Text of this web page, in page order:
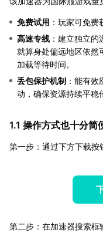
免费试用 ：玩家可免费
高速专线 ：建立独立
就算身处偏远地区依然
加载等待时间。
丢包保护机制 ：能有
动，确保资源持续平稳
1.1 操作方式也十分简
第一步：通过下方下载按
第二步：在加速器搜索框